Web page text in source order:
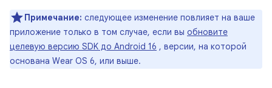
Примечание: следующее изменение повлияет на ваше
приложение только в том случае, если вы обновите
целевую версию SDK до Android 16 , версии, на которой
основана Wear OS 6, или выше.